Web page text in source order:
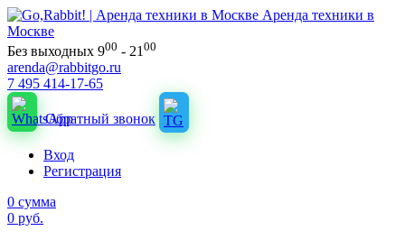
Аренда техники в
Москве
Без выходных 900 - 21 00
arenda@rabbitgo.ru
7 495 414-17-65
Обратный звонок
Вход
Регистрация
0 сумма
0 руб.